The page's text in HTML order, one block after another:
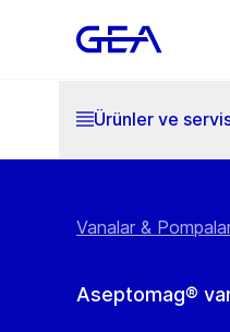
Ürünler ve
Vanalar &
Aseptomag®